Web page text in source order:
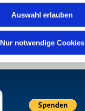
Auswahl erlauben
Nur notwendige Cookies